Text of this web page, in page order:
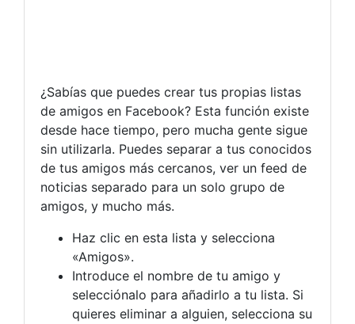
¿Sabías que puedes crear tus propias listas
de amigos en Facebook? Esta función existe
desde hace tiempo, pero mucha gente sigue
sin utilizarla. Puedes separar a tus conocidos
de tus amigos más cercanos, ver un feed de
noticias separado para un solo grupo de
amigos, y mucho más.
Haz clic en esta lista y selecciona
«Amigos».
Introduce el nombre de tu amigo y
selecciónalo para añadirlo a tu lista. Si
quieres eliminar a alguien, selecciona su